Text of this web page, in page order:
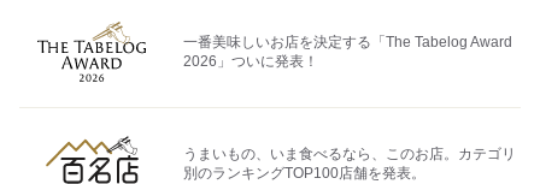
一番美味しいお店を決定する「The Tabelog Award
2026」ついに発表！
うまいもの、いま食べるなら、このお店。カテゴリ
別のランキングTOP100店舗を発表。